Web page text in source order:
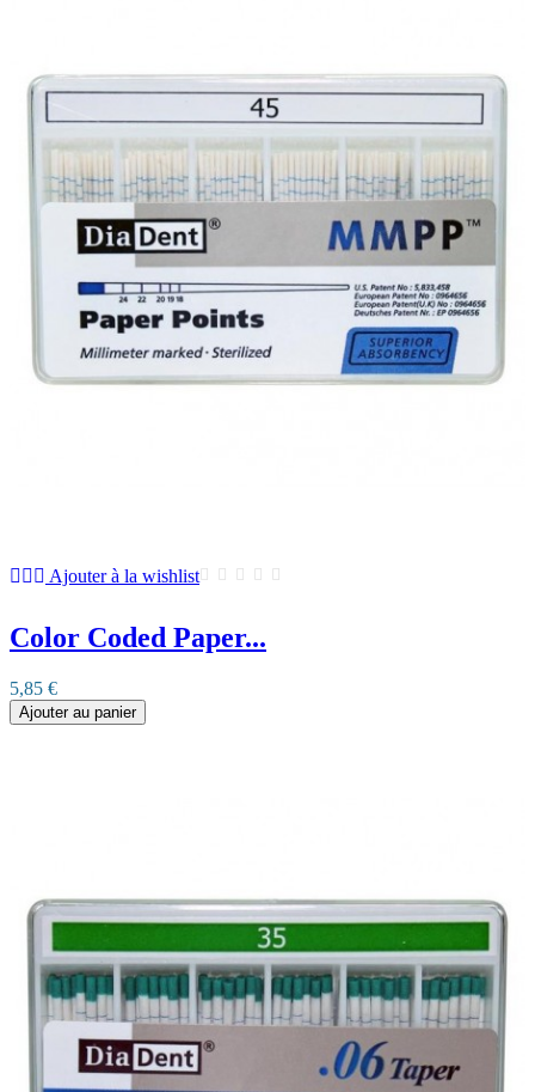
Ajouter à la wishlist
Color Coded Paper...
5,85 €
Ajouter au panier